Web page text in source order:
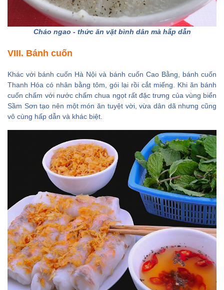
Cháo ngao - thức ăn vặt bình dân mà hấp dẫn
VIII. Bánh cuốn
Khác với bánh cuốn Hà Nội và bánh cuốn Cao Bằng, bánh cuốn
Thanh Hóa có nhân bằng tôm, gói lại rồi cắt miếng. Khi ăn bánh
cuốn chấm với nước chấm chua ngọt rất đặc trưng của vùng biển
Sầm Sơn tạo nên một món ăn tuyệt vời, vừa dân dã nhưng cũng
vô cùng hấp dẫn và khác biệt.